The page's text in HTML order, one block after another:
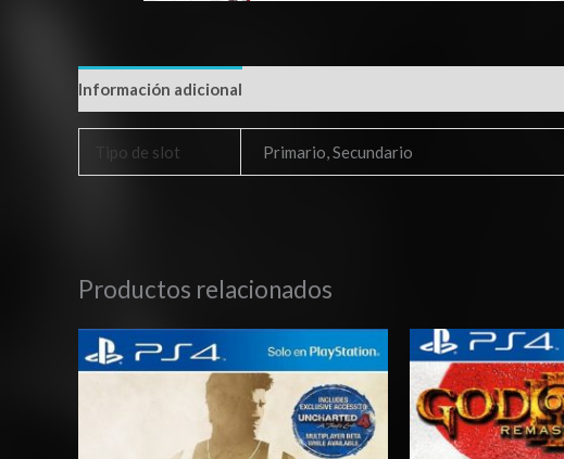
Información adicional
Tipo de slot Primario, Secundario
Productos relacionados
de
precios:
$10.03
hasta
$15.03
Rango
de
precios:
desde
$3.00
hasta
$6.00